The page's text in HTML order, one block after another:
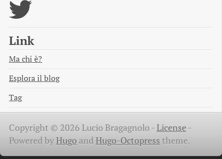
Link
Ma chi è?
Esplora il blog
Tag
Copyright © 2026 Lucio Bragagnolo -License -
Powered byHugo and Hugo-Octopress theme.